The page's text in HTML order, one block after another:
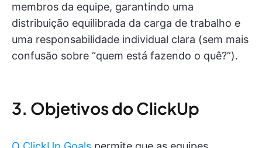
membros da equipe, garantindo uma
distribuição equilibrada da carga de trabalho e
uma responsabilidade individual clara (sem mais
confusão sobre “quem está fazendo o quê?”).
3. Objetivos do ClickUp